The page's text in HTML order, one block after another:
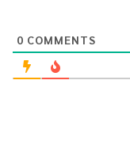
0 COMMENTS